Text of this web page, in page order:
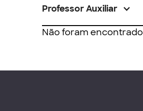
Professor Auxiliar
Não foram